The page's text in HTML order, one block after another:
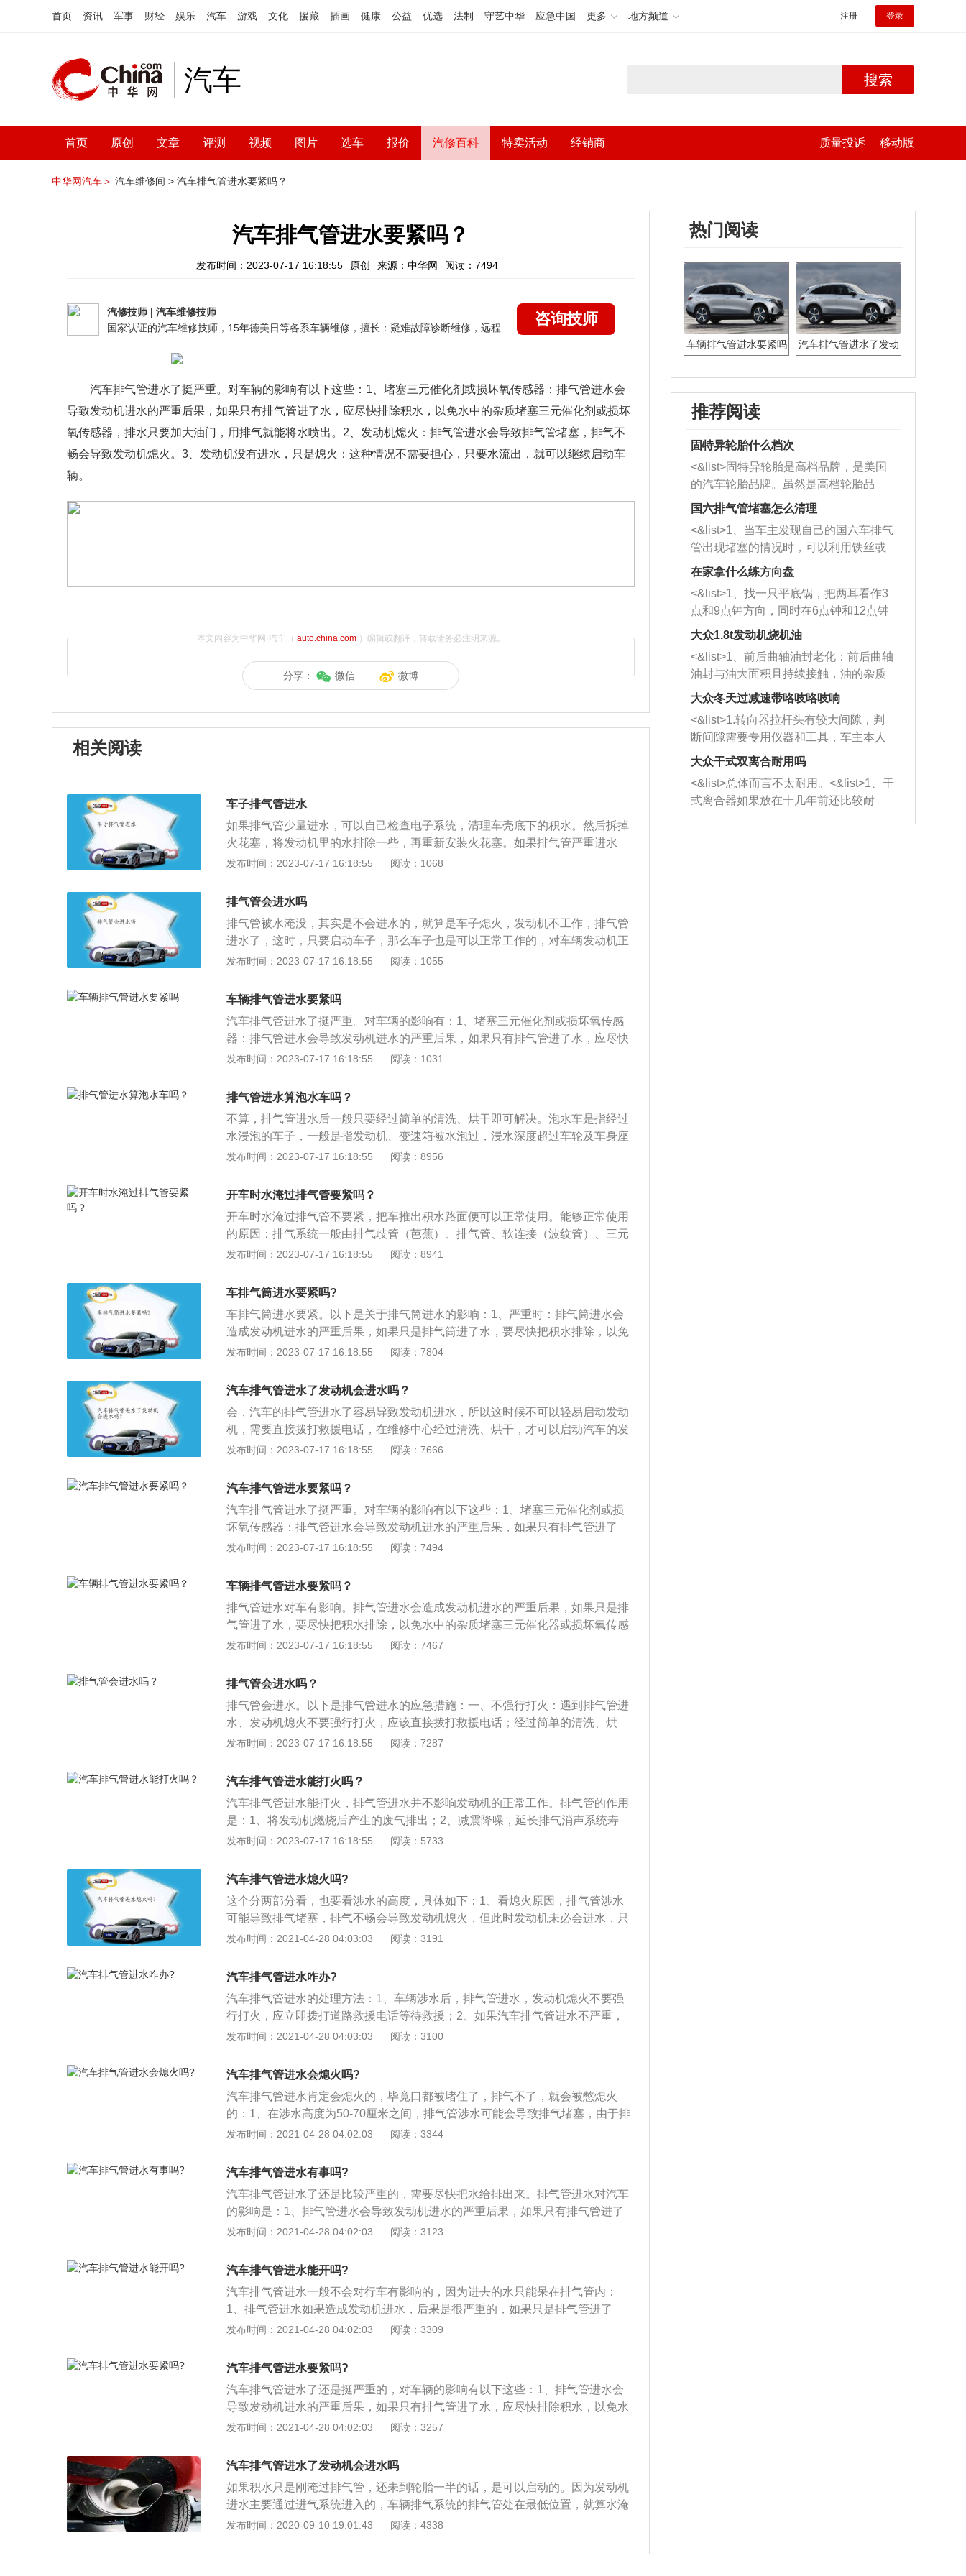
首页 资讯 军事 财经 娱乐 汽车 游戏 文化 援藏 插画 健康 公益 优选 法制 守艺中华 应急中国 更多 地方频道 注册 登录
汽车 搜索
首页 原创 文章 评测 视频 图片 选车 报价 汽修百科 特卖活动 经销商 质量投诉 移动版
中华网汽车＞ 汽车维修间 > 汽车排气管进水要紧吗？
汽车排气管进水要紧吗？
发布时间：2023-07-17 16:18:55 原创 来源：中华网 阅读：7494
汽修技师 | 汽车维修技师
咨询技师
汽车排气管进水了挺严重。对车辆的影响有以下这些：1、堵塞三元催化剂或损坏氧传感器：排气管进水会
导致发动机进水的严重后果，如果只有排气管进了水，应尽快排除积水，以免水中的杂质堵塞三元催化剂或损坏
氧传感器，排水只要加大油门，用排气就能将水喷出。2、发动机熄火：排气管进水会导致排气管堵塞，排气不
畅会导致发动机熄火。3、发动机没有进水，只是熄火：这种情况不需要担心，只要水流出，就可以继续启动车
辆。
本文内容为中华网·汽车（ auto.china.com）编辑或翻译，转载请务必注明来源。
分享： 微信 微博
相关阅读
车子排气管进水
如果排气管少量进水，可以自己检查电子系统，清理车壳底下的积水。然后拆掉
火花塞，将发动机里的水排除一些，再重新安装火花塞。如果排气管严重进水
了，这时不要强行打火，需要拨打救援电话，去4S店清洗、烘干发动机。排水后
不要强行点火，直接拨打救援电话。汽车排气管除水方法:1.汽车排气管进水，发
动机熄火时，不要强行点火，直接拨打救援电话。2.在4S商店，经过简单的清洗
和干燥，发动机可以正常工作。3.如果涉及浅水，进水不严重，可以自己检查电
子系统和车壳下是否有水。如果需要启动发动机，先拆下火花塞，排出发动机内
的一些水，然后安装并继续启动，以免熄火。
发布时间：2023-07-17 16:18:55 阅读：1068
排气管会进水吗
排气管被水淹没，其实是不会进水的，就算是车子熄火，发动机不工作，排气管
进水了，这时，只要启动车子，那么车子也是可以正常工作的，对车辆发动机正
常工作没有严重的影响。所以过去一直以讹传讹，说排气管进水，发动机熄火，
发动机进气口在车头位置，只要进气口不进水，那么就不会熄火。同时水是浮动
的，车子快了，水就会被掀起来。所以车辆在涉水行驶时，只要发动机不进水，
那么排气管进不进水是不会影响到车子正常工作的。其次，涉水开车有一些问题
是需要被注意的。在车子入水的时候，速度一定要慢，不满一头扎进水里，导致
进气口进水，那么熄火迟早的事。所以车子入水速度要慢。同时，手动挡挂一
扭矩能够帮助车辆更顺利的通过。但是这里建议大家，很多车辆因为操作不当，
在一些积水路面涉水行驶，最终导致车辆水中熄火。不乏因为进气口进水，以及
离合配合不当导致熄火等。而在不清楚积水深度以及不清楚路面情况时，最要不
发布时间：2023-07-17 16:18:55 阅读：1055
车辆排气管进水要紧吗
汽车排气管进水了挺严重。对车辆的影响有：1、堵塞三元催化剂或损坏氧传感
器：排气管进水会导致发动机进水的严重后果，如果只有排气管进了水，应尽快
排除积水，以免水中的杂质堵塞三元催化剂或损坏氧传感器，排水只要加大油
气不畅会导致发动机熄火，需前往4S店检修发动机。3、发动机没有进水，只是
熄火：这种情况不需要担心，只要水流出，就可以继续启动车辆。开车时，如果
遇到较深的涉水区域，尽量绕道行驶。如果涉水深度超过40cm，不建议继续行
驶。虽然可能不会影响发动机，但也会影响刹车、雾灯等电控设备。车辆涉水时
最怕的不是排气管里的水，因为根据气压原理，水是不可能通过排气管喷入发动
辆。但当油、气、水混合后，车辆会因为窒息而熄火，这才是真正的主要原因。
发布时间：2023-07-17 16:18:55 阅读：1031
排气管进水算泡水车吗？
不算，排气管进水后一般只要经过简单的清洗、烘干即可解决。泡水车是指经过
水浸泡的车子，一般是指发动机、变速箱被水泡过，浸水深度超过车轮及车身座
椅，车身底部部件与水长时间接触的机动车，这样的汽车危险系数很大，电路容
半泡水车：水位超出了机油尺，称之为半泡水车。全泡水车：水位超出了引擎盖
子，或是仪表盘板面，就叫全泡水车。
发布时间：2023-07-17 16:18:55 阅读：8956
开车时水淹过排气管要紧吗？
开车时水淹过排气管不要紧，把车推出积水路面便可以正常使用。能够正常使用
的原因：排气系统一般由排气歧管（芭蕉）、排气管、软连接（波纹管）、三元
催化器以及消音器组成，排气系统几乎是贴着底盘水平布置，但排气歧管与发动
时，水并不能进入发动机气缸；等水退后，排气管中的水位肯定会再次下降，也
就是离排气口越远，这时候启动汽车，不会使排气管的水倒吸入发动机内。启动
方法：点火启动车子，但是不踩油门一直怠速运行，这时候排气管会排出很多
水，直到排气管不滴水为止，这个时间不会很长，8分钟左右。
发布时间：2023-07-17 16:18:55 阅读：8941
车排气筒进水要紧吗?
车排气筒进水要紧。以下是关于排气筒进水的影响：1、严重时：排气筒进水会
造成发动机进水的严重后果，如果只是排气筒进了水，要尽快把积水排除，以免
水中的杂质堵塞三元摧化器或损坏氧传感器，排水只要加大油门，用排气将水喷
火，但此时发动机未必会进水，只是俗称的憋灭了而已，这种情况不需要担心，
只要等水流出之后，就可以继续启动。
发布时间：2023-07-17 16:18:55 阅读：7804
汽车排气管进水了发动机会进水吗？
会，汽车的排气管进水了容易导致发动机进水，所以这时候不可以轻易启动发动
机，需要直接拨打救援电话，在维修中心经过清洗、烘干，才可以启动汽车的发
动机，否则会给发动机造成损伤。以下是扩展资料：1、发动机包括：变速齿轮
骨架，机体必须有足够的强度和刚度，机体由气缸体，气缸盖，气缸垫等组成。
2、气缸体分为：一般式气缸体，龙门式气缸体，隧道式气缸体。为了对气缸体
进行适当冷却，采用水冷冷却方法和风冷冷却方法。水冷发动机的气缸周围有冷
却水套，气缸体和气缸盖的冷却水的相同，冷却水在水套内不断循环带走部分热
量，对气缸和气缸盖起到冷却作用。3、排气管：排气管是发动机排气系统的一
排放的三校催化器也安装在排气系统中，排气管一般包括前排气管和后排气管。
发布时间：2023-07-17 16:18:55 阅读：7666
汽车排气管进水要紧吗？
汽车排气管进水了挺严重。对车辆的影响有以下这些：1、堵塞三元催化剂或损
坏氧传感器：排气管进水会导致发动机进水的严重后果，如果只有排气管进了
水，应尽快排除积水，以免水中的杂质堵塞三元催化剂或损坏氧传感器，排水只
堵塞，排气不畅会导致发动机熄火。3、发动机没有进水，只是熄火：这种情况
不需要担心，只要水流出，就可以继续启动车辆。
发布时间：2023-07-17 16:18:55 阅读：7494
车辆排气管进水要紧吗？
排气管进水对车有影响。排气管进水会造成发动机进水的严重后果，如果只是排
气管进了水，要尽快把积水排除，以免水中的杂质堵塞三元催化器或损坏氧传感
器，排水只要加大油门，用排气将水喷出即可。以下是雨天行车的注意事项：
察前后车辆的距离，提前做好采取各种应急措施的心理准备。雨天的能见度低，
视野差，车辆的刹车距离等应急性能也会有所减低，所以要提前减速，留足处理
情况的时间和空间，确保安全。2、保持车距：雨天行驶视野受阻，要注意保持
车辆距离，随时观察前后车距，增加安全距离。特别要远离大车，一是会阻挡视
线；二是大车能通过的积水小车未必能通过，且大车容易溅起水浪，干扰小车行
危险警示灯，这样可以让后面车辆时刻注意到前方的动态。4、熄火不可再重
启：遇到大雨或暴雨的天气，有些路段会在很短的时间内严重积水，如果不得已
要涉水，应当利用低档位匀速通过。如果车辆在行进中熄火，千万不要尝试再次
修人员现场检查车辆确定没有问题后才可以再次启动。
发布时间：2023-07-17 16:18:55 阅读：7467
排气管会进水吗？
排气管会进水。以下是排气管进水的应急措施：一、不强行打火：遇到排气管进
水、发动机熄火不要强行打火，应该直接拨打救援电话；经过简单的清洗、烘
干，发动机即会正常工作，修理费用也比较低廉仅几百元，保险公司容易理赔。
行通过。三、不要急行：紧走沙子、慢走水。急行中，车轮带起的水波也容易进
入排气管，使车辆熄火。
发布时间：2023-07-17 16:18:55 阅读：7287
汽车排气管进水能打火吗？
汽车排气管进水能打火，排气管进水并不影响发动机的正常工作。排气管的作用
是：1、将发动机燃烧后产生的废气排出；2、减震降噪，延长排气消声系统寿
命。排气管保养的注意事项是：1、不要长时间大负荷低挡位行驶，会对发动机
阻风门启动发动机，热车后将阻风门及时打开；4、禁止在发动机和消声器前方
加装挡风板或装饰物品会影响发动机及消声器的散热。
发布时间：2023-07-17 16:18:55 阅读：5733
汽车排气管进水熄火吗?
这个分两部分看，也要看涉水的高度，具体如下：1、看熄火原因，排气管涉水
可能导致排气堵塞，排气不畅会导致发动机熄火，但此时发动机未必会进水，只
是俗称的憋灭了而已，这种情况不需要担心，只要等水流出之后，就可以继续启
低相似，若水位已经超过了这个高度，说明水可能已经从排气歧管进入到缸内，
这个时候就不能启动车辆了；3、如果出现熄火现象，千万不要立即重新启动，
应该及时拨打求助电话，等专业人士来处理。
发布时间：2021-04-28 04:03:03 阅读：3191
汽车排气管进水咋办?
汽车排气管进水的处理方法：1、车辆涉水后，排气管进水，发动机熄火不要强
行打火，应立即拨打道路救援电话等待救援；2、如果汽车排气管进水不严重，
可以检查电子系统，将发动机中的一些水排出，然后安装火花塞，以启动发动
理厂进行维修，排气管进水则需要经过简单的清洗、烘干后，发动机即可正常工
发布时间：2021-04-28 04:03:03 阅读：3100
汽车排气管进水会熄火吗?
汽车排气管进水肯定会熄火的，毕竟口都被堵住了，排气不了，就会被憋熄火
的：1、在涉水高度为50-70厘米之间，排气管涉水可能会导致排气堵塞，由于排
气不畅从而会导致发动机熄火，只要等水流出之后，就可以继续启动；2、但如
3、这个时候则不能再次启动车辆了，这时再次启动车辆很容易导致发动机出现
较大的故障，需要及时拨打电话求助。
发布时间：2021-04-28 04:02:03 阅读：3344
汽车排气管进水有事吗?
汽车排气管进水了还是比较严重的，需要尽快把水给排出来。排气管进水对汽车
的影响是：1、排气管进水会导致发动机进水的严重后果，如果只有排气管进了
水，应尽快排除积水，以免水中的杂质堵塞三元催化剂或损坏氧传感器，排水只
会导致发动机熄火；3、如果在此时发动机可能还没有进水，只是熄火了的话，
那么只要水流出，就可以继续启动车辆了。
发布时间：2021-04-28 04:02:03 阅读：3123
汽车排气管进水能开吗?
汽车排气管进水一般不会对行车有影响的，因为进去的水只能呆在排气管内：
1、排气管进水如果造成发动机进水，后果是很严重的，如果只是排气管进了
水，要尽快把积水排除，以免水中的杂质堵塞三元摧化器或损坏氧传感器，排水
塞，排气不畅会导致发动机熄火，但此时发动机未必会进水，只是俗称的憋灭了
而已，这种情况是不需要担心的，只要等水流出之后，就可以继续启动汽车了；
3、如果遇到排气管进水、发动机熄火不要强行打火，应该直接拨打救援电话。
发布时间：2021-04-28 04:02:03 阅读：3309
汽车排气管进水要紧吗?
汽车排气管进水了还是挺严重的，对车辆的影响有以下这些：1、排气管进水会
导致发动机进水的严重后果，如果只有排气管进了水，应尽快排除积水，以免水
中的杂质堵塞三元催化剂或损坏氧传感器，排水只要加大油门，用排气就能将水
发动机可能还没有进水，只是熄火了而已，这种情况不需要担心，只要水流出，
就可以继续启动车辆了。
发布时间：2021-04-28 04:02:03 阅读：3257
汽车排气管进水了发动机会进水吗
如果积水只是刚淹过排气管，还未到轮胎一半的话，是可以启动的。因为发动机
进水主要通过进气系统进入的，车辆排气系统的排气管处在最低位置，就算水淹
过排气管，也不会出现倒吸到发动机的情况。但如果积水超过轮胎一半的话，原
过程中仔细查看水的深度、流速和水底性质，以及进、出水域的宽窄和道路情
发布时间：2020-09-10 19:01:43 阅读：4338
热门阅读
车辆排气管进水要紧吗
汽车排气管进水了发动
推荐阅读
固特异轮胎什么档次
<&list>固特异轮胎是高档品牌，是美国
的汽车轮胎品牌。虽然是高档轮胎品
牌，但是中高低端的轮胎都有生产，这
也是为了更好的开拓市场。
国六排气管堵塞怎么清理
<&list>1、当车主发现自己的国六车排气
管出现堵塞的情况时，可以利用铁丝或
者是细棍，直接将杂物给取出来，如果
堵塞情况比较严重，也可以采取应急措
施。 <&list>2、直接利用木棍将所有的
杂物推到排气管里面的位置处，然后将
三元催化器拆解开，就可以将堵塞的东
西取出来。但如果是因为积碳过多引起
的堵塞，就需要将三元催化器泡在草酸
洗剂对堵塞的情况得到解决，将清洗剂
放在燃油箱中，与燃油混合后，车辆启
动时，就可以和汽油一起进入到燃烧
室，最后形成废气排出，就可以让三元
催化器得到清洗，排气管堵塞的情况就
能够得到解决。
在家拿什么练方向盘
<&list>1、找一只平底锅，把两耳看作3
点和9点钟方向，同时在6点钟和12点钟
方向做一个标记。 <&list>2、双手握住
一圈半的练习，往右同样也要打相同的
圈数。 <&list>3、最后强调要反复练
习，这样就可以形成肌肉记忆，在真实
驾驶车辆时，不需要记忆也能打好方
向。
大众1.8t发动机烧机油
<&list>1、前后曲轴油封老化：前后曲轴
油封与油大面积且持续接触，油的杂质
和发动机内持续温度变化使其密封效果
逐渐减弱，导致渗油或漏油。<&list>2、
活塞间隙过大：积碳会使活塞环与缸体
的间隙扩大，导致机油流入燃烧室中，
造成烧机油。<&list>3、机油粘度。使用
机油粘度过小的话，同样会有烧机油现
象，机油粘度过小具有很好的流动性，
大众冬天过减速带咯吱咯吱响
<&list>1.转向器拉杆头有较大间隙，判
断间隙需要专用仪器和工具，车主本人
无法制作，需要将车辆送到修理厂或4s
店；<&list>2.车辆半轴套管防尘罩破
裂，破裂后会出现漏油现象，使半轴磨
损严重，磨损的半轴容易损坏，产生异
响；<&list>3.稳定器的转向胶套和球头
大众干式双离合耐用吗
<&list>总体而言不太耐用。<&list>1、干
式离合器如果放在十几年前还比较耐